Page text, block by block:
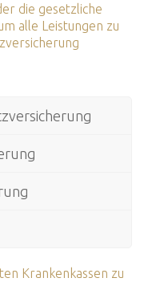
die gesetzliche
alle Leistungen zu
Krankenkassen zu